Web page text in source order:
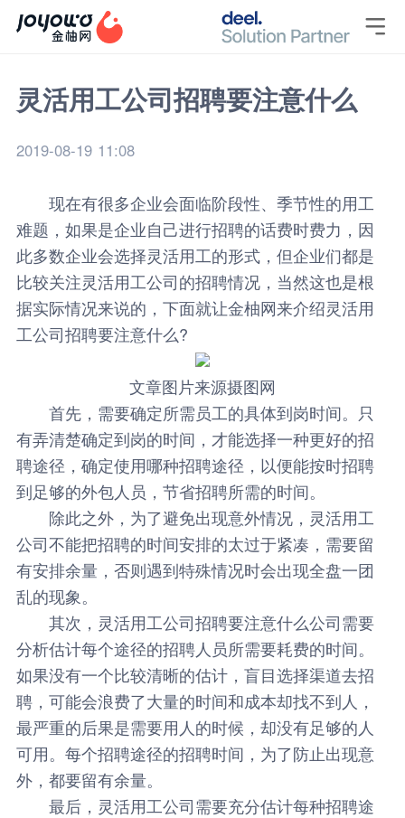

灵活用工公司招聘要注意什么
2019-08-19 11:08
现在有很多企业会面临阶段性、季节性的用工
难题，如果是企业自己进行招聘的话费时费力，因
此多数企业会选择灵活用工的形式，但企业们都是
比较关注灵活用工公司的招聘情况，当然这也是根
据实际情况来说的，下面就让金柚网来介绍灵活用
工公司招聘要注意什么?
文章图片来源摄图网
首先，需要确定所需员工的具体到岗时间。只
有弄清楚确定到岗的时间，才能选择一种更好的招
聘途径，确定使用哪种招聘途径，以便能按时招聘
到足够的外包人员，节省招聘所需的时间。
除此之外，为了避免出现意外情况， 灵活用工
公司不能把招聘的时间安排的太过于紧凑，需要留
有安排余量，否则遇到特殊情况时会出现全盘一团
乱的现象。
其次，灵活用工公司招聘要注意什么公司需要
分析估计每个途径的招聘人员所需要耗费的时间。
如果没有一个比较清晰的估计，盲目选择渠道去招
聘，可能会浪费了大量的时间和成本却找不到人，
最严重的后果是需要用人的时候，却没有足够的人
可用。每个招聘途径的招聘时间，为了防止出现意
外，都要留有余量。
最后，灵活用工公司需要充分估计每种招聘途